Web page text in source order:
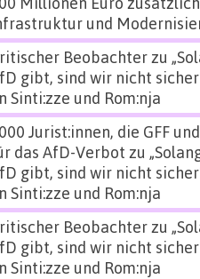
und
Beobachterzu
gibt, sind wir nicht
Sinti:zze und Rom:nja
Jurist:innen, die GFF
das AfD-Verbot zu
gibt, sind wir nicht
Sinti:zze und Rom:nja
Beobachterzu
gibt, sind wir nicht
Sinti:zze und Rom:nja